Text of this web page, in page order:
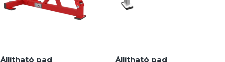
Állítható pad Állítható pad